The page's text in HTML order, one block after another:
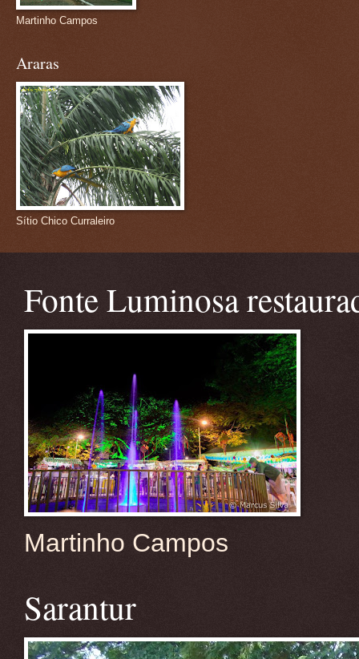
Martinho Campos
Araras
Sítio Chico Curraleiro
Fonte Luminosa
Martinho Campos
Sarantur